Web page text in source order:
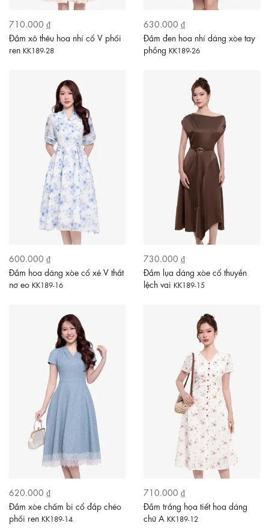
710.000 ₫
Đầm xô thêu hoa nhí cổ V phối
ren KK189-28
630.000 ₫
Đầm đen hoa nhí dáng xòe tay
phồng KK189-26
600.000 ₫
Đầm hoa dáng xòe cổ xẻ V thắt
nơ eo KK189-16
730.000 ₫
Đầm lụa dáng xòe cổ thuyền
lệch vai KK189-15
620.000 ₫
Đầm xòe chấm bi cổ đắp chéo
phối ren KK189-14
710.000 ₫
Đầm trắng họa tiết hoa dáng
chữ A KK189-12